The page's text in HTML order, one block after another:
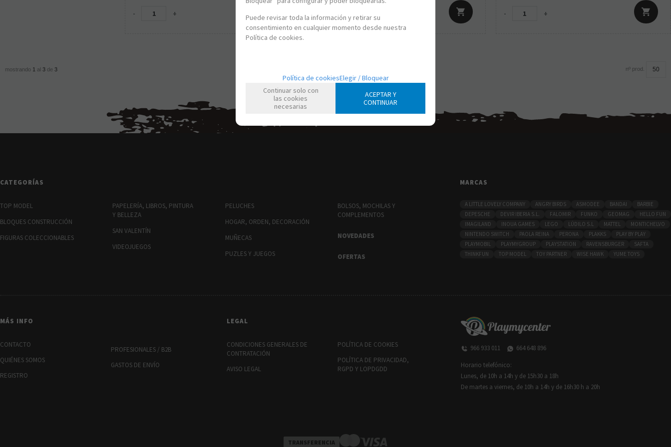
- + - + - +
mostrando 1 al 3 de 3 nº prod.
CATEGORÍAS
TOP MODEL
BLOQUES CONSTRUCCIÓN
FIGURAS COLECCIONABLES
PAPELERÍA, LIBROS, PINTURA
Y BELLEZA
SAN VALENTÍN
VIDEOJUEGOS
PELUCHES
HOGAR, ORDEN, DECORACIÓN
MUÑECAS
PUZLES Y JUEGOS
BOLSOS, MOCHILAS Y
COMPLEMENTOS
NOVEDADES
OFERTAS
MARCAS
A LITTLE LOVELY COMPANY ANGRY BIRDS ASMODEE BANDAI
BARBIE
DEPESCHE
DEVIR IBERIA S.L. FALOMIR FUNKO GEOMAG
HELLO FUN
IMAGILAND
INOUA GAMES LEGO LÚDILO S.L MATTEL
MONTICHELVO
NINTENDO SWITCH
PAOLA REINA PERONA PLAKKS
PLAY BY PLAY
PLAYMOBIL
PLAYMYGROUP PLAYSTATION RAVENSBURGER
SAFTA
THINKFUN
TOP MODEL TOY PARTNER WISE HAWK YUME TOYS
MÁS INFO
CONTACTO
QUIÉNES SOMOS
REGISTRO
PROFESIONALES / B2B
GASTOS DE ENVÍO
LEGAL
CONDICIONES GENERALES DE
CONTRATACIÓN
AVISO LEGAL
POLÍTICA DE COOKIES
POLÍTICA DE PRIVACIDAD,
RGPD Y LOPDGDD
966 933 011 664 648 896
Horario telefónico:
Lunes, de 10h a 14h y de 15h30 a 18h
De martes a viernes, de 10h a 14h y de 16h30 h a 20h
TRANSFERENCIA
Puede revisar toda la información y retirar su
consentimiento en cualquier momento desde nuestra
Política de cookies.
Política de cookiesElegir / Bloquear
Continuar solo con
las cookies
necesarias
ACEPTAR Y
CONTINUAR